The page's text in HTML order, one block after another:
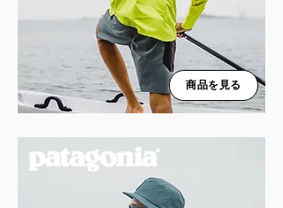
商品を見る